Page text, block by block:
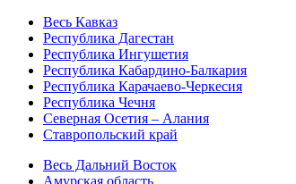
Весь Кавказ
Республика Дагестан
Республика Ингушетия
Республика Кабардино-Балкария
Республика Карачаево-Черкесия
Республика Чечня
Северная Осетия – Алания
Ставропольский край
Весь Дальний Восток
Амурская область